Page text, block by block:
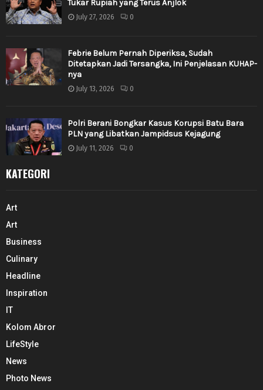
Tukar Rupiah yang Terus Anjlok
July 27, 2026 0
Febrie Belum Pernah Diperiksa, Sudah
Ditetapkan Jadi Tersangka, Ini Penjelasan KUHAP-
nya
July 13, 2026 0
Polri Berani Bongkar Kasus Korupsi Batu Bara
PLN yang Libatkan Jampidsus Kejagung
July 11, 2026 0
KATEGORI
Art
Art
Business
Culinary
Headline
Inspiration
IT
Kolom Abror
LifeStyle
News
Photo News